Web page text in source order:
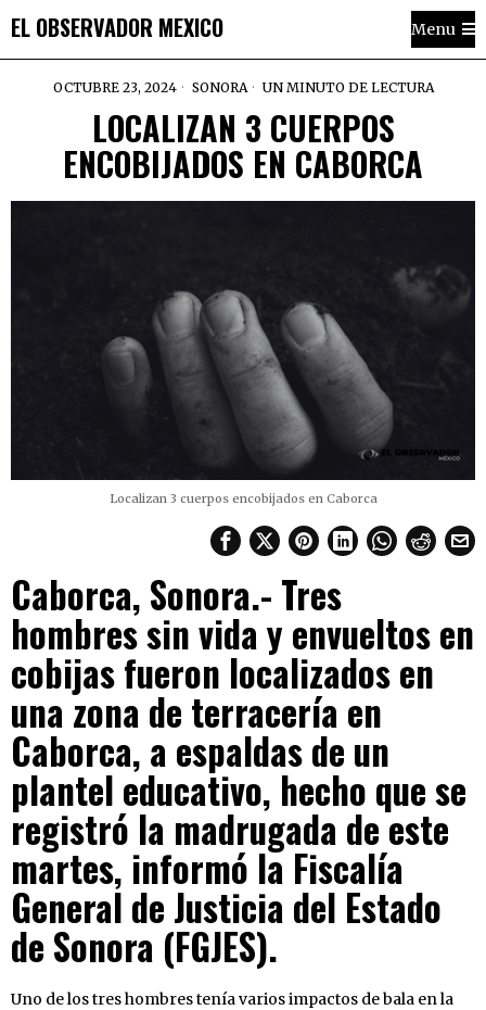
EL OBSERVADOR MEXICO Menu
OCTUBRE 23, 2024 SONORA UN MINUTO DE LECTURA
LOCALIZAN 3 CUERPOS
ENCOBIJADOS EN CABORCA
Localizan 3 cuerpos encobijados en Caborca
Caborca, Sonora.- Tres
hombres sin vida y envueltos en
cobijas fueron localizados en
una zona de terracería en
Caborca, a espaldas de un
plantel educativo, hecho que se
registró la madrugada de este
martes, informó la Fiscalía
General de Justicia del Estado
de Sonora (FGJES).
Uno de los tres hombres tenía varios impactos de bala en la